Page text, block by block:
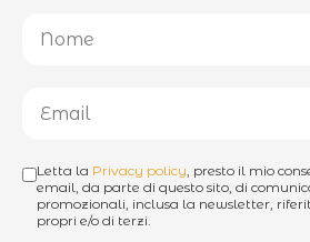
Letta la Privacy policy, presto il mio
email, da parte di questo sito, di
promozionali, inclusa la newsletter,
propri e/o di terzi.